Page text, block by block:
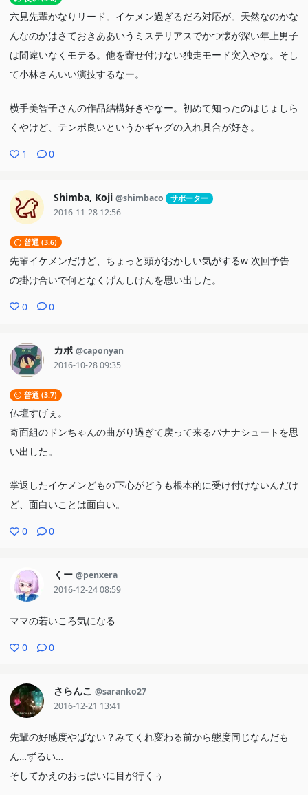
六見先輩かなりリード。イケメン過ぎるだろ対応が。天然なのかな
んなのかはさておきああいうミステリアスでかつ懐が深い年上男子
は間違いなくモテる。他を寄せ付けない独走モード突入やな。そし
て小林さんいい演技するなー。
横手美智子さんの作品結構好きやなー。初めて知ったのはじょしら
くやけど、テンポ良いというかギャグの入れ具合が好き。
1 0
Shimba, Koji @shimbaco サポーター
2016-11-28 12:56
普通 (3.6)
先輩イケメンだけど、ちょっと頭がおかしい気がするw 次回予告
の掛け合いで何となくげんしけんを思い出した。
0 0
カポ @caponyan
2016-10-28 09:35
普通 (3.7)
仏壇すげぇ。
奇面組のドンちゃんの曲がり過ぎて戻って来るバナナシュートを思
い出した。
掌返したイケメンどもの下心がどうも根本的に受け付けないんだけ
ど、面白いことは面白い。
0 0
くー @penxera
2016-12-24 08:59
ママの若いころ気になる
0 0
さらんこ @saranko27
2016-12-21 13:41
先輩の好感度やばない？みてくれ変わる前から態度同じなんだも
ん…ずるい…
そしてかえのおっぱいに目が行くぅ